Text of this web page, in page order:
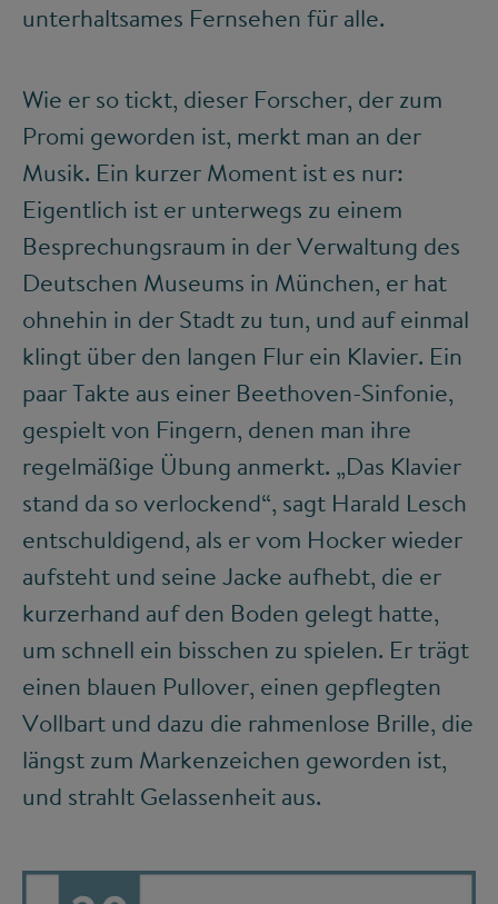
unterhaltsames Fernsehen für alle.
Wie er so tickt, dieser Forscher, der zum
Promi geworden ist, merkt man an der
Musik. Ein kurzer Moment ist es nur:
Eigentlich ist er unterwegs zu einem
Besprechungsraum in der Verwaltung des
Deutschen Museums in München, er hat
ohnehin in der Stadt zu tun, und auf einmal
klingt über den langen Flur ein Klavier. Ein
paar Takte aus einer Beethoven-Sinfonie,
gespielt von Fingern, denen man ihre
regelmäßige Übung anmerkt. „Das Klavier
stand da so verlockend“, sagt Harald Lesch
entschuldigend, als er vom Hocker wieder
aufsteht und seine Jacke aufhebt, die er
kurzerhand auf den Boden gelegt hatte,
um schnell ein bisschen zu spielen. Er trägt
einen blauen Pullover, einen gepflegten
Vollbart und dazu die rahmenlose Brille, die
längst zum Markenzeichen geworden ist,
und strahlt Gelassenheit aus.